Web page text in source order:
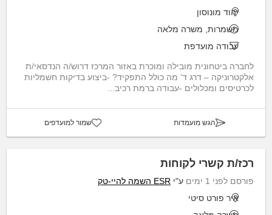
יהוד מונוסון
משמרות, משרה מלאה
עבודה מועדפת
לחברה ביטחונית מובילה ומוכרת באזור המרכז דרוש/ה הנדסאי/ת
אלקטרוניקה – דרג ד’ מה כולל התפקיד? -ביצוע בדיקות חשמליות
לכרטיסים ומכלולים -עבודה ברמת רכיב...
הגש מועמדות שמור למועדפים
רכז/ת קשרי לקוחות
פורסם לפני 1 ימים ע"י ESR השמה להיי-טק
איר פורט סיטי